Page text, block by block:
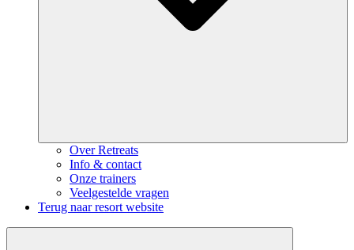
Over Retreats
Info & contact
Onze trainers
Veelgestelde vragen
Terug naar resort website